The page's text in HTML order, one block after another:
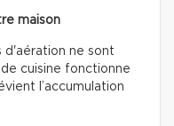
maison
d'aération ne sont
cuisine fonctionne
l’accumulation